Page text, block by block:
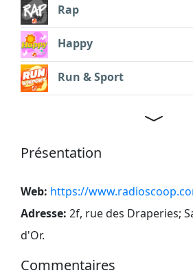
Rap
Happy
Run & Sport
Présentation
Web: https://
Adresse: 2f, rue des Draperies;
d'Or.
Commentaires